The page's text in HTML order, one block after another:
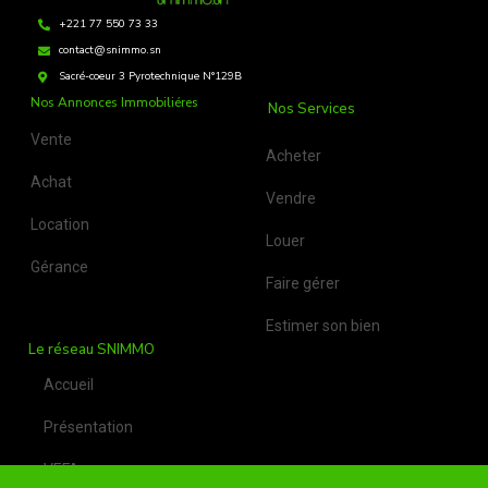
+221 77 550 73 33
contact@snimmo.sn
Sacré-coeur 3 Pyrotechnique N°129B
Nos Annonces Immobiliéres
Vente
Achat
Location
Gérance
Nos Services
Acheter
Vendre
Louer
Faire gérer
Estimer son bien
Le réseau SNIMMO
Accueil
Présentation
VEFA